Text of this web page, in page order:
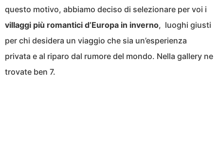
questo motivo, abbiamo deciso di selezionare per voi i
villaggi più romantici d’Europa in inverno, luoghi giusti
per chi desidera un viaggio che sia un’esperienza
privata e al riparo dal rumore del mondo. Nella gallery ne
trovate ben 7.